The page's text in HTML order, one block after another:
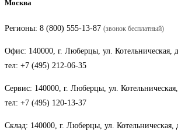
Москва
Регионы: 8 (800) 555-13-87 (звонок бесплатный)
Офис: 140000, г. Люберцы, ул. Котельническая,
тел: +7 (495) 212-06-35
Сервис: 140000, г. Люберцы, ул.
тел: +7 (495) 120-13-37
Склад: 140000, г. Люберцы, ул. Котельническая,